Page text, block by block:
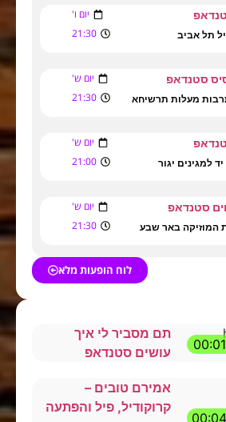
יום ו'
תל אביב 21:30
סטנדאפ יום ש'
מעלות תרשיחא 21:30
יום ש'
למגינים יגור 21:00
סטנדאפ יום ש'
המוזיקה באר שבע 21:30
לוח הופעות מלא
תם מסביר לי איך
עושים סטנדאפ
אמירם טובים –
קרוקודיל, פיל והפתעה